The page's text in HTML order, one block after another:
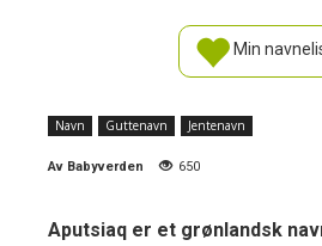
Min
Navn Guttenavn Jentenavn
Av Babyverden 650
Aputsiaq er et grønlandsk